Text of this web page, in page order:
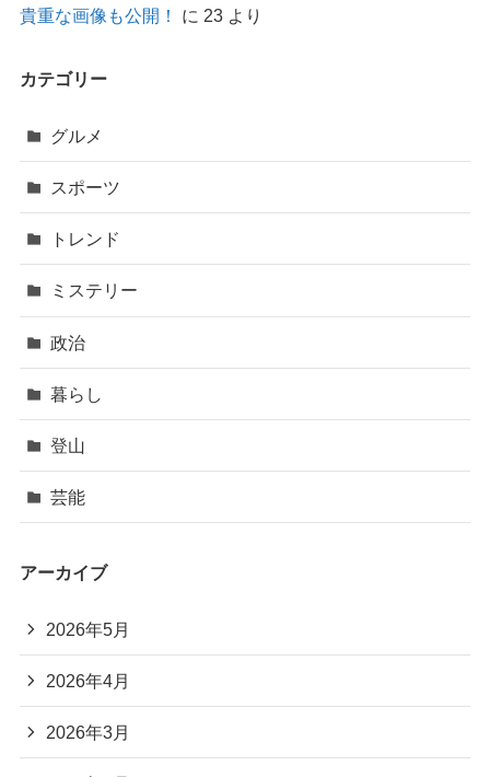
貴重な画像も公開！
に 23より
カテゴリー
グルメ
スポーツ
トレンド
ミステリー
政治
暮らし
登山
芸能
アーカイブ
2026年5月
2026年4月
2026年3月